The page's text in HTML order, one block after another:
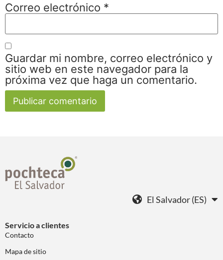
Correo electrónico *
Guardar mi nombre, correo electrónico y
sitio web en este navegador para la
próxima vez que haga un comentario.
El Salvador (ES)
Servicio a clientes
Contacto
Mapa de sitio